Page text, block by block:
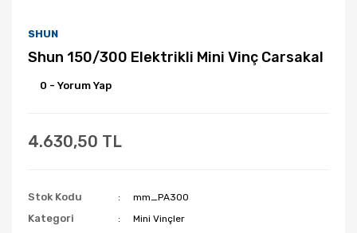
SHUN
Shun 150/300 Elektrikli Mini Vinç Carsakal
0 - Yorum Yap
4.630,50 TL
Stok Kodu mm_PA300
Kategori Mini Vinçler